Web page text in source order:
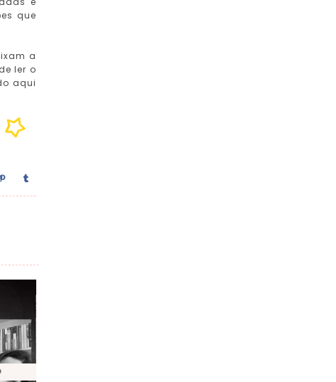
que
a
ler o
aqui